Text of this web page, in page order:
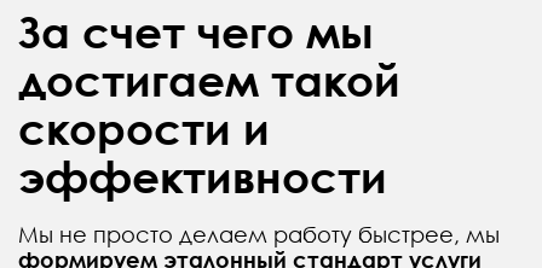
За счет чего мы
достигаем такой
скорости и
эффективности
Мы не просто делаем работу быстрее, мы
формируем эталонный стандарт услуги